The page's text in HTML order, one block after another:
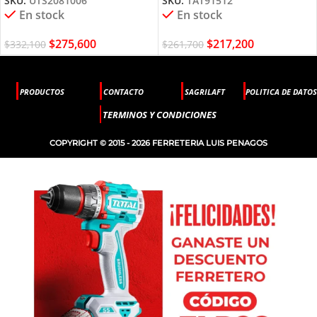
En stock
$332,100 $275,600
En stock
$261,700 $217,200
PRODUCTOS CONTACTO SAGRILAFT POLITICA DE DATOS
TERMINOS Y CONDICIONES
COPYRIGHT © 2015 - 2026 FERRETERIA LUIS PENAGOS